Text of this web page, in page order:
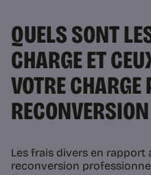
QUELS SONT
CHARGE ET
VOTRE
Les frais divers en
reconversion